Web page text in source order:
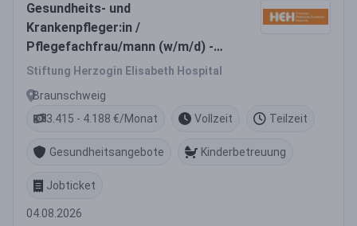
Gesundheits- und
Krankenpfleger:in /
Pflegefachfrau/mann (w/m/d) -
Hier sind Sie richtig!
Stiftung Herzogin Elisabeth Hospital
Braunschweig
3.415 - 4.188 €/Monat
Vollzeit Teilzeit
Gesundheitsangebote Kinderbetreuung
Jobticket
04.08.2026